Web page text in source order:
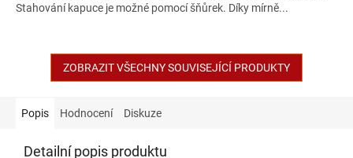
Stahování kapuce je možné pomocí šňůrek. Díky mírně...
ZOBRAZIT VŠECHNY SOUVISEJÍCÍ PRODUKTY
Popis Hodnocení Diskuze
Detailní popis produktu